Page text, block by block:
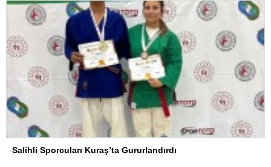
Salihli Sporcuları Kuraş’ta Gururlandırdı